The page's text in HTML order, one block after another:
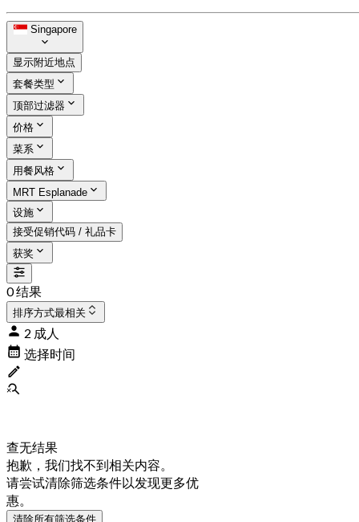
Singapore
显示附近地点
套餐类型
顶部过滤器
价格
菜系
用餐风格
MRT Esplanade
设施
接受促销代码 / 礼品卡
获奖
0 结果
排序方式最相关
2 成人
选择时间
查无结果
抱歉，我们找不到相关内容。
请尝试清除筛选条件以发现更多优
惠。
清除所有筛选条件